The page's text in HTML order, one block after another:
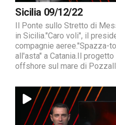
Sicilia 09/12/22
Il Ponte sullo Stretto di
in Sicilia."Caro voli", il
compagnie aeree."Spazza-
all'asta" a Catania.Il
offshore sul mare di